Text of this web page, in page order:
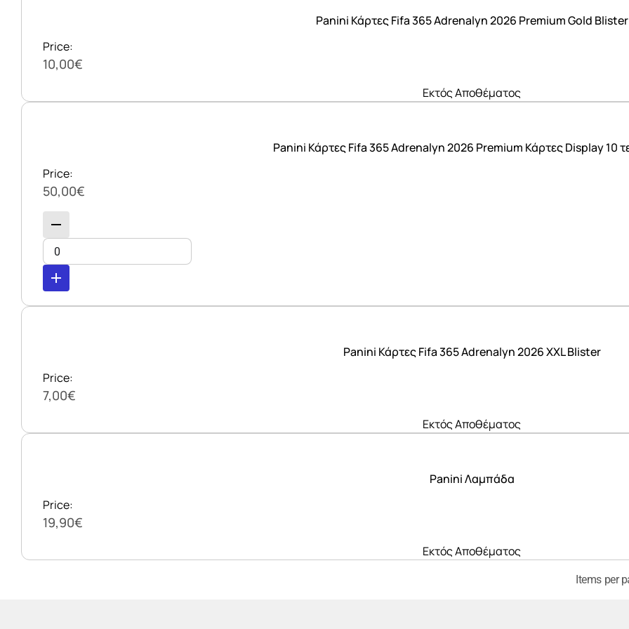
Panini Κάρτες Fifa 365 Adrenalyn 2026 Premium Gold Blister
Price:
10,00€
Εκτός Αποθέματος
Panini Κάρτες Fifa 365 Adrenalyn 2026 Premium Κάρτες Display 10
Price:
50,00€
remove
add
Panini Κάρτες Fifa 365 Adrenalyn 2026 XXL Blister
Price:
7,00€
Εκτός Αποθέματος
Panini Λαμπάδα
Price:
19,90€
Εκτός Αποθέματος
Items per